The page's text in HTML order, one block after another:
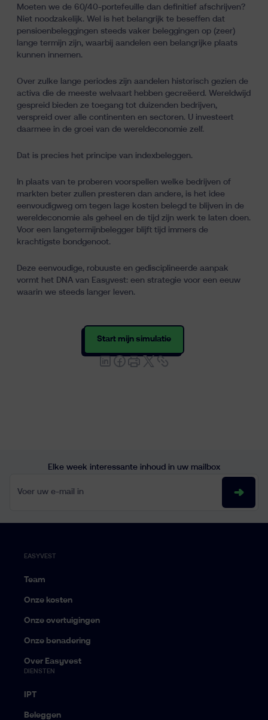
Moeten we de 60/40-portefeuille dan definitief afschrijven?
Niet noodzakelijk. Wel is het belangrijk te beseffen dat
pensioenbeleggingen steeds vaker beleggingen op (zeer)
lange termijn zijn, waarbij aandelen een belangrijke plaats
kunnen innemen.
Over zulke lange periodes zijn aandelen historisch gezien de
activa die de meeste welvaart hebben gecreëerd. Wereldwijd
gespreid bieden ze toegang tot duizenden bedrijven,
verspreid over alle continenten en sectoren. U investeert
daarmee in de groei van de wereldeconomie zelf.
Dat is precies het principe van indexbeleggen.
In plaats van te proberen voorspellen welke bedrijven of
markten beter zullen presteren dan andere, is het idee
eenvoudigweg om tegen lage kosten belegd te blijven in de
wereldeconomie als geheel en de tijd zijn werk te laten doen.
Voor een langetermijnbelegger blijft tijd immers de
krachtigste bondgenoot.
Deze eenvoudige, robuuste en gedisciplineerde aanpak
vormt het DNA van Easyvest: een strategie voor een eeuw
waarin we steeds langer leven.
Start mijn simulatie
Elke week interessante inhoud in uw mailbox
EASYVEST
Team
Onze kosten
Onze overtuigingen
Onze benadering
Over Easyvest
DIENSTEN
IPT
Beleggen